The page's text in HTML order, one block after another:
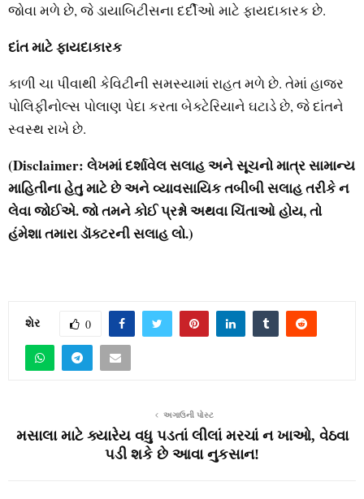
જોવા મળે છે, જે ડાયાબિટીસના દર્દીઓ માટે ફાયદાકારક છે.
દાંત માટે ફાયદાકારક
કાળી ચા પીવાથી કેવિટીની સમસ્યામાં રાહત મળે છે. તેમાં હાજર
પોલિફીનોલ્સ પોલાણ પેદા કરતા બેક્ટેરિયાને ઘટાડે છે, જે દાંતને
સ્વસ્થ રાખે છે.
(Disclaimer: લેખમાં દર્શાવેલ સલાહ અને સૂચનો માત્ર સામાન્ય
માહિતીના હેતુ માટે છે અને વ્યાવસાયિક તબીબી સલાહ તરીકે ન
લેવા જોઈએ. જો તમને કોઈ પ્રશ્નો અથવા ચિંતાઓ હોય, તો
હંમેશા તમારા ડૉક્ટરની સલાહ લો.)
શેર 0
અગાઉની પોસ્ટ
મસાલા માટે ક્યારેય વધુ પડતાં લીલાં મરચાં ન ખાઓ, વેઠવા
પડી શકે છે આવા નુકસાન!